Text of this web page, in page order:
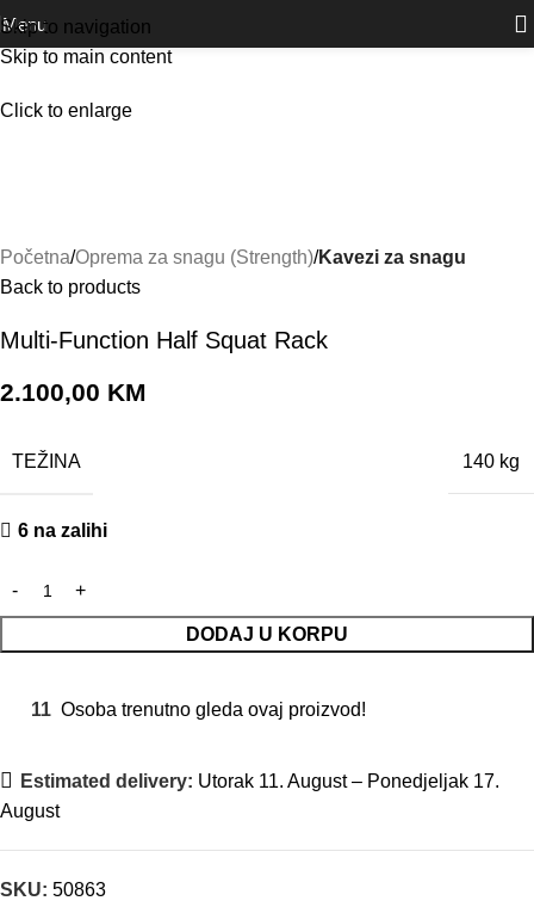
Skip to navigation
Skip to main content
Outlet
Menu
Click to enlarge
Početna Oprema za snagu (Strength) Kavezi za snagu
Back to products
Multi-Function Half Squat Rack
2.100,00 KM
TEŽINA 140 kg
6 na zalihi
DODAJ U KORPU
11 Osoba trenutno gleda ovaj proizvod!
Estimated delivery: Utorak 11. August – Ponedjeljak 17.
August
SKU: 50863